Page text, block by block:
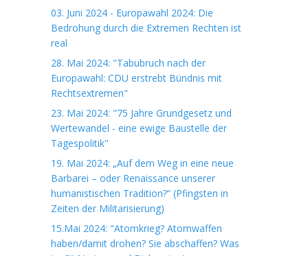
03. Juni 2024 - Europawahl 2024: Die
Bedrohung durch die Extremen Rechten ist
real
28. Mai 2024: "Tabubruch nach der
Europawahl: CDU erstrebt Bündnis mit
Rechtsextremen"
23. Mai 2024: "75 Jahre Grundgesetz und
Wertewandel - eine ewige Baustelle der
Tagespolitik"
19. Mai 2024: „Auf dem Weg in eine neue
Barbarei – oder Renaissance unserer
humanistischen Tradition?“ (Pfingsten in
Zeiten der Militarisierung)
15.Mai 2024: "Atomkrieg? Atomwaffen
haben/damit drohen? Sie abschaffen? Was